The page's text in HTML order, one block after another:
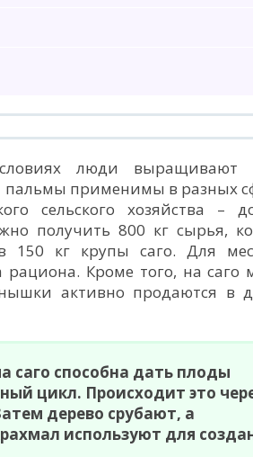
люди выращивают
пальмы применимы в разных
сельского хозяйства –
получить 800 кг сырья,
150 кг крупы саго. Для
рациона. Кроме того, на саго
активно продаются в
саго способна дать плоды
цикл. Происходит это
дерево срубают, а
используют для